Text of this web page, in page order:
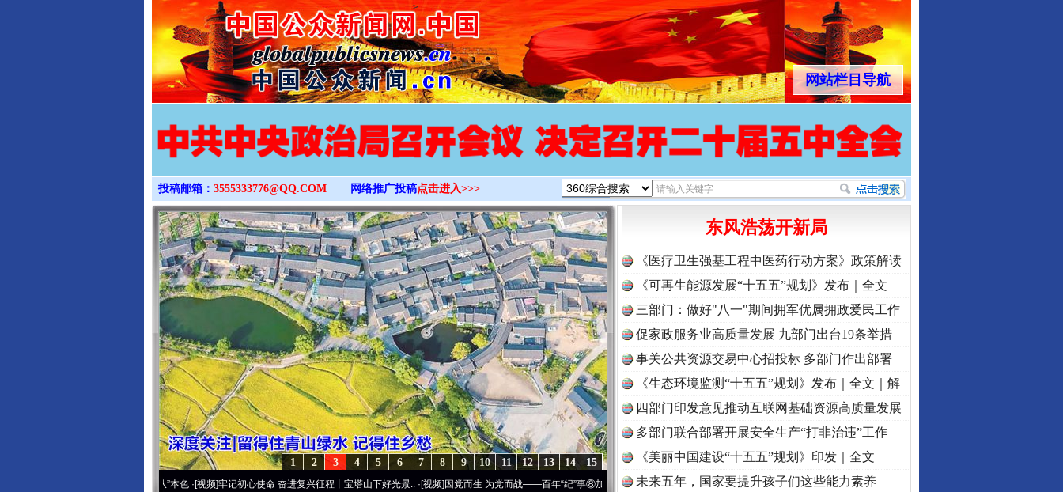
>
网站栏目导航
投稿邮箱： 3555333776@QQ.COM 网络推广投稿点击进入>>>
15
14
13
12
11
10
9
8
7
6
5
4
3
2
1
·[视频]牢记初心使命 奋进复兴征程丨宝塔山下好光景..·[视频]因党而生 为党而战——百年“纪”事⑧加强纪律..·[视频] 牢记初心使命 奋进复兴征程丨“转折之城”激荡..·[视频]牢记初心使命 奋进复兴征程丨红船起航处 潮起..
东风浩荡开新局
《医疗卫生强基工程中医药行动方案》政策解读
《可再生能源发展“十五五”规划》发布｜全文
三部门：做好"八一"期间拥军优属拥政爱民工作
促家政服务业高质量发展 九部门出台19条举措
事关公共资源交易中心招投标 多部门作出部署
《生态环境监测“十五五”规划》发布｜全文｜解
读
四部门印发意见推动互联网基础资源高质量发展
多部门联合部署开展安全生产“打非治违”工作
《美丽中国建设“十五五”规划》印发｜全文
未来五年，国家要提升孩子们这些能力素养